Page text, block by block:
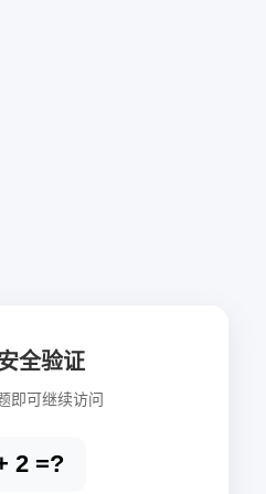
全验证
即可继续访问
2 =?